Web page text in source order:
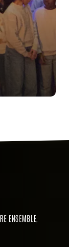
ENSEMBLE,